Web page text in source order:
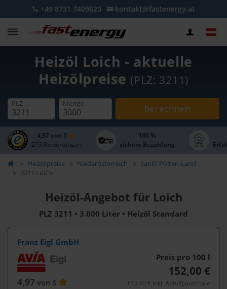
+49 8731 7409620 kontakt@fastenergy.at
Heizöl Loich - aktuelle
Heizölpreise (PLZ: 3211)
PLZ Menge berechnen
4,97 von 5
273 Bewertungen
100 %
sichere Bezahlung
Heizölpreise Niederösterreich
Sankt Pölten-Land
3211 Loich
Heizöl-Angebot für Loich
PLZ 3211 • 3.000 Liter • Heizöl Standard
Franz Eigl GmbH
4,97von 5
Preis pro 100 l
152,00 €
153,40 € inkl. Abfüllpauschale